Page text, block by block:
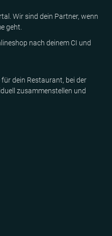
Wir sind dein Partner, wenn
geht.
nach deinem CI und
dein Restaurant, bei der
zusammenstellen und